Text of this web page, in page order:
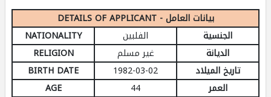
DETAILS OF APPLICANT - بيانات العامل
الجنسية
الفلبين
NATIONALITY
الديانة
غير مسلم
RELIGION
تاريخ الميلاد
1982-03-02
BIRTH DATE
العمر
44
AGE